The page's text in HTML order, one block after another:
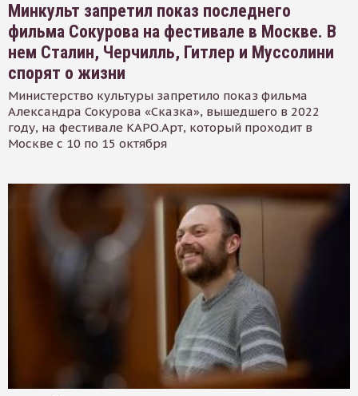
Минкульт запретил показ последнего
фильма Сокурова на фестивале в Москве. В
нем Сталин, Черчилль, Гитлер и Муссолини
спорят о жизни
Министерство культуры запретило показ фильма
Александра Сокурова «Сказка», вышедшего в 2022
году, на фестивале КАРО.Арт, который проходит в
Москве с 10 по 15 октября